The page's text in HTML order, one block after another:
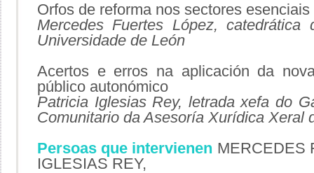
Orfos de reforma nos sectores esenciais
Mercedes Fuertes López, catedrática
Universidade de León
Acertos e erros na aplicación da
público autonómico
Patricia Iglesias Rey, letrada xefa do
Comunitario da Asesoría Xurídica Xeral
Persoas que intervienen MERCEDES
IGLESIAS REY,